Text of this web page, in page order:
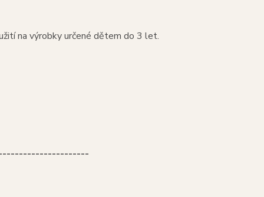
na výrobky určené dětem do 3 let.